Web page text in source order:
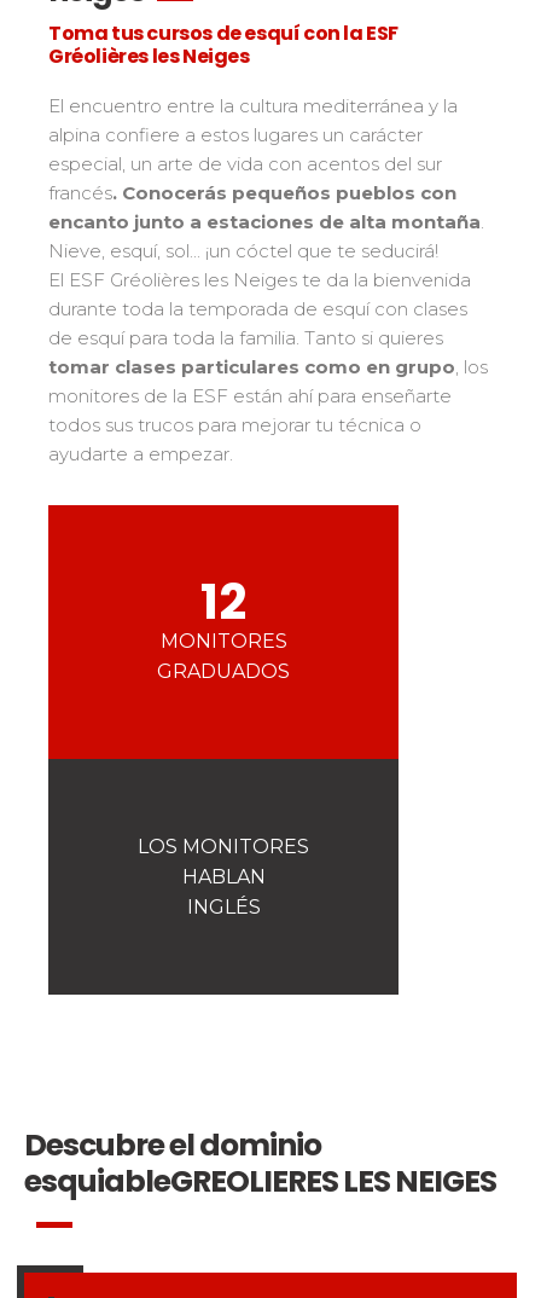
Saboya 83
Isère 17
Alpes del sur
Macizo Central 4
Pirineos 20
Jura
Vosgos 4
Córcega 1
Del Ourson a la Étoile d'Or
Adolescentes y adultos
Todos los niveles
Performance
Mídete con otros competidores
Pruebas de freestyle
Niños y adolescentes
Para todos los riders
Nuestras competencias
La trayectoria esf
¡Una de nuestras prioridades!
Competiciones
Presentación del Club esf
Bank Slalom Boarder
Les résultats par épreuves
Qualification Stagiaires
Les résultats par épreuves
Toma tus cursos de esquí con la ESF
Gréolières les Neiges
El encuentro entre la cultura mediterránea y la
alpina confiere a estos lugares un carácter
especial, un arte de vida con acentos del sur
francés. Conocerás pequeños pueblos con
encanto junto a estaciones de alta montaña.
Nieve, esquí, sol... ¡un cóctel que te seducirá!
El ESF Gréolières les Neiges te da la bienvenida
durante toda la temporada de esquí con clases
de esquí para toda la familia. Tanto si quieres
tomar clases particulares como en grupo, los
monitores de la ESF están ahí para enseñarte
todos sus trucos para mejorar tu técnica o
ayudarte a empezar.
12
MONITORES
GRADUADOS
LOS MONITORES
HABLAN
INGLÉS
Descubre el dominio
esquiableGREOLIERES LES NEIGES